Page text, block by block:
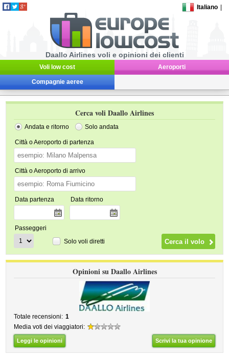
Italiano
Daallo Airlines voli e opinioni dei clienti
Voli low cost Aeroporti
Compagnie aeree
Cerca voli Daallo Airlines
Andata e ritorno Solo andata
Città o Aeroporto di partenza
Città o Aeroporto di arrivo
Data partenza Data ritorno
Passeggeri
Solo voli diretti
Opinioni su Daallo Airlines
Totale recensioni: 1
Media voti dei viaggiatori:
Leggi le opinioni Scrivi la tua opinione